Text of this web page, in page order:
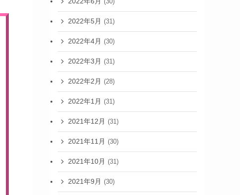
2022年5月 (31)
2022年4月 (30)
2022年3月 (31)
2022年2月 (28)
2022年1月 (31)
2021年12月 (31)
2021年11月 (30)
2021年10月 (31)
2021年9月 (30)